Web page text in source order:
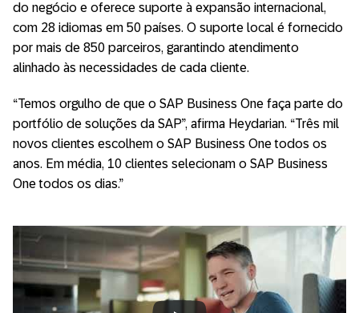
do negócio e oferece suporte à expansão internacional,
com 28 idiomas em 50 países. O suporte local é fornecido
por mais de 850 parceiros, garantindo atendimento
alinhado às necessidades de cada cliente.
“Temos orgulho de que o SAP Business One faça parte do
portfólio de soluções da SAP”, afirma Heydarian. “Três mil
novos clientes escolhem o SAP Business One todos os
anos. Em média, 10 clientes selecionam o SAP Business
One todos os dias.”